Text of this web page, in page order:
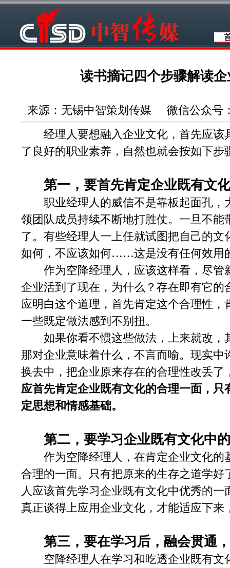
读书摘记四个步骤解读
来源：无锡中智策划传媒 微信公众号
经理人要想融入企业文化，首先应该
了良好的职业素养，自然也就会按如下步
第一，要首先肯定企业既有文化
职业经理人的威信不是靠板起面孔，
领团队成员持续不断地打胜仗。一旦不
了。有些经理人一上任就试图把自己的
如何，不应该如何……这是没有任何效用
作为空降经理人，应该这样看，尽管
企业活到了现在，为什么？存在即有它
应明白这个道理，首先肯定这个合理性
一些既定做法感到不别扭。
如果你看不惯这些做法，上来就改，
那对企业意味着什么，不言而喻。现实
换去中，把企业原来存在的合理性改丢
应首先肯定企业既有文化的合理一面，
定思想和情感基础。
第二，要学习企业既有文化中
作为空降经理人，在肯定企业文化的
合理的一面。只有把原来的生存之道学
人应该首先学习企业既有文化中优秀的
真正谈得上应用企业文化，才能适应下来
第三，要在学习后，融会贯通
空降经理人在学习和吃透企业既有文